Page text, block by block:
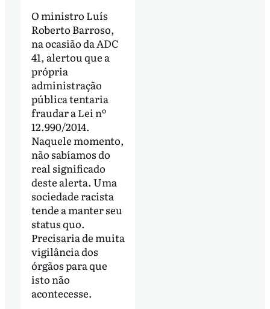
O ministro Luís
Roberto Barroso,
na ocasião da ADC
41, alertou que a
própria
administração
pública tentaria
fraudar a Lei nº
12.990/2014.
Naquele momento,
não sabíamos do
real significado
deste alerta. Uma
sociedade racista
tende a manter seu
status quo.
Precisaria de muita
vigilância dos
órgãos para que
isto não
acontecesse.